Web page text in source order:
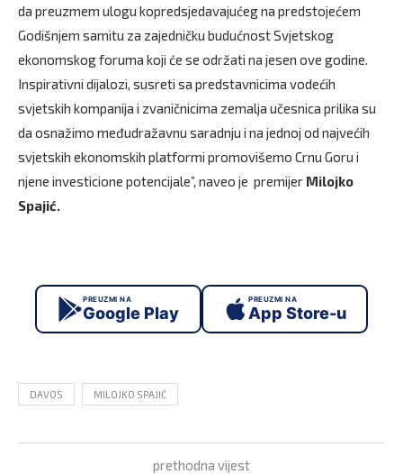
da preuzmem ulogu kopredsjedavajućeg na predstojećem
Godišnjem samitu za zajedničku budućnost Svjetskog
ekonomskog foruma koji će se održati na jesen ove godine.
Inspirativni dijalozi, susreti sa predstavnicima vodećih
svjetskih kompanija i zvaničnicima zemalja učesnica prilika su
da osnažimo međudražavnu saradnju i na jednoj od najvećih
svjetskih ekonomskih platformi promovišemo Crnu Goru i
njene investicione potencijale”, naveo je premijer Milojko
Spajić.
PREUZMI NA
Google Play
PREUZMI NA
App Store-u
DAVOS MILOJKO SPAJIĆ
prethodna vijest